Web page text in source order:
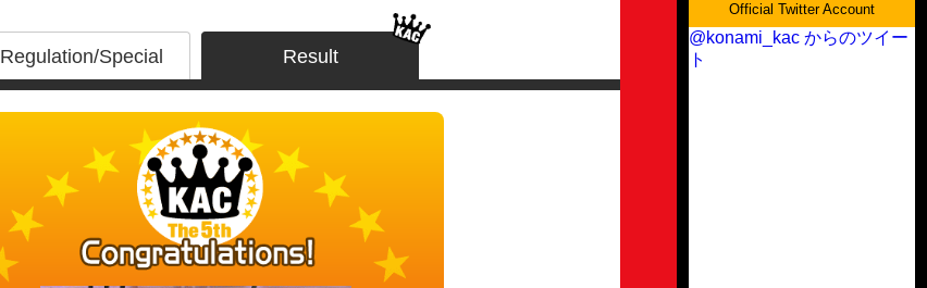
Regulation/Special Result
Official Twitter Account
@konami_kac からのツイー
ト